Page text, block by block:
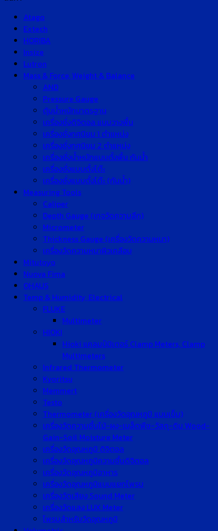
Atago
Extech
HORIBA
Insize
Lutron
Mass & Force, Weight & Balance
AND
Pressure Gauge
ตุ้มน้ำหนักมาตรฐาน
เครื่องชั่งดิจิตอล แบบวางพื้น
เครื่องชั่งทศนิยม 1 ตำแหน่ง
เครื่องชั่งทศนิยม 2 ตำแหน่ง
เครื่องชั่งน้ำหนักแบบตั้งพื้น กันน้ำ
เครื่องชั่งแบบตั้งโต๊ะ
เครื่องชั่งแบบตั้งโต๊ะ (กันน้ำ)
Measuring Tools
Caliper
Depth Gauge (เกจวัดความลึก)
Micrometer
Thickness Gauge (เครื่องวัดความหนา)
เครื่องวัดความหนาผิวเคลือบ
Mitutoyo
Nuova Fima
OHAUS
Temp & Humidity, Electrical
FLUKE
Multimeter
HIOKI
Hioki แคลมป์มิเตอร์ Clamp Meters, Clamp
Multimeters
Infrared Thermometer
Kyoritsu
Memmert
Testo
Thermometer (เครื่องวัดอุณหภูมิ แบบเข็ม)
เครื่องวัดความชื้นไม้-ผง-เมล็ดพืช-วัสดุ-ดิน Wood-
Gain-Soil Moisture Meter
เครื่องวัดอุณหภูมิ ดิจิตอล
เครื่องวัดอุณหภูมิความชื้นดิจิตอล
เครื่องวัดอุณหภูมิอาหาร
เครื่องวัดอุณหภูมิแบบแยกโพรบ
เครื่องวัดเสียง Sound Meter
เครื่องวัดแสง LUX Meter
โพรบสำหรับวัดอุณหภูมิ